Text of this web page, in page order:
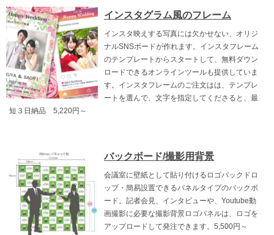
インスタグラム風のフレーム
インスタ映えする写真には欠かせない、オリジ
ナルSNSボードが作れます。インスタフレーム
のテンプレートからスタートして、無料ダウン
ロードできるオンラインツールも提供していま
す。インスタフレームのご注文はは、テンプレ
ートを選んで、文字を指定してくださると、最
短３日納品 5,220円～
バックボード/撮影用背景
会議室に壁紙として貼り付けるロゴバックドロ
ップ・簡易設置できるパネルタイプのバックボ
ード。記者会見、インタビューや、Youtube動
画撮影に必要な撮影背景ロゴパネルは、ロゴを
アップロードして発注できます。5,500円～